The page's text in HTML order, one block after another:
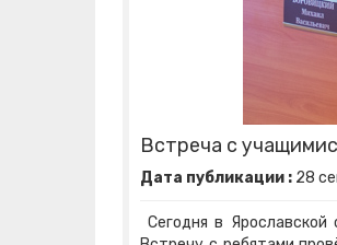
Встреча с
Дата публикации : 28
Сегодня в